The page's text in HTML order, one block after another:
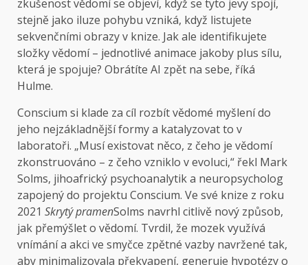
zkušenost vědomí se objeví, když se tyto jevy spojí,
stejně jako iluze pohybu vzniká, když listujete
sekvenčními obrazy v knize. Jak ale identifikujete
složky vědomí – jednotlivé animace jakoby plus sílu,
která je spojuje? Obrátíte AI zpět na sebe, říká
Hulme.
Conscium si klade za cíl rozbít vědomé myšlení do
jeho nejzákladnější formy a katalyzovat to v
laboratoři. „Musí existovat něco, z čeho je vědomí
zkonstruováno – z čeho vzniklo v evoluci,“ řekl Mark
Solms, jihoafrický psychoanalytik a neuropsycholog
zapojený do projektu Conscium. Ve své knize z roku
2021 Skrytý pramenSolms navrhl citlivě nový způsob,
jak přemýšlet o vědomí. Tvrdil, že mozek využívá
vnímání a akci ve smyčce zpětné vazby navržené tak,
aby minimalizovala překvapení, generuje hypotézy o